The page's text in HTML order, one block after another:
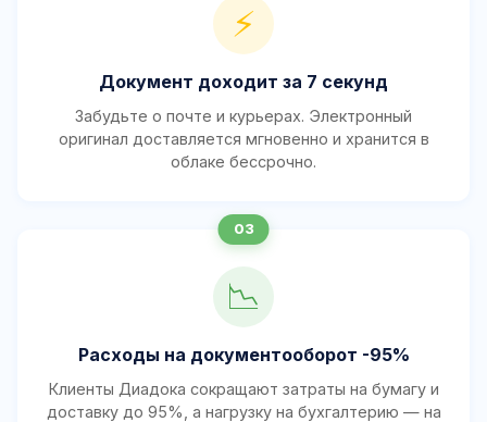
⚡
Документ доходит за 7 секунд
Забудьте о почте и курьерах. Электронный
оригинал доставляется мгновенно и хранится в
облаке бессрочно.
📉
Расходы на документооборот -95%
Клиенты Диадока сокращают затраты на бумагу и
доставку до 95%, а нагрузку на бухгалтерию — на